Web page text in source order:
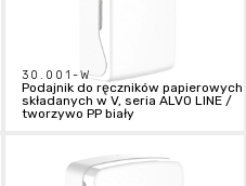
30.001-W
Podajnik do ręczników papierowych
składanych w V, seria ALVO LINE /
tworzywo PP biały